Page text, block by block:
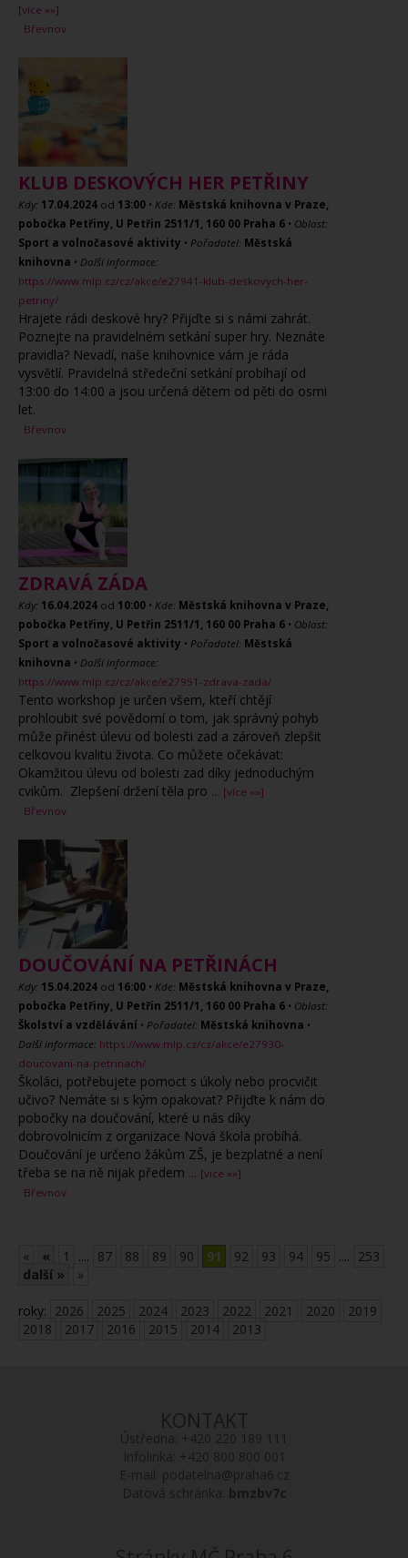
[více »»]
Břevnov
KLUB DESKOVÝCH HER PETŘINY
Kdy: 17.04.2024 od 13:00 • Kde: Městská knihovna v Praze,
pobočka Petřiny, U Petřin 2511/1, 160 00 Praha 6 • Oblast:
Sport a volnočasové aktivity • Pořadatel: Městská
knihovna • Další informace:
https://www.mlp.cz/cz/akce/e27941-klub-deskovych-her-
petriny/
Hrajete rádi deskové hry? Přijďte si s námi zahrát.
Poznejte na pravidelném setkání super hry. Neznáte
pravidla? Nevadí, naše knihovnice vám je ráda
vysvětlí. Pravidelná středeční setkání probíhají od
13:00 do 14:00 a jsou určená dětem od pěti do osmi
let.
Břevnov
ZDRAVÁ ZÁDA
Kdy: 16.04.2024 od 10:00 • Kde: Městská knihovna v Praze,
pobočka Petřiny, U Petřin 2511/1, 160 00 Praha 6 • Oblast:
Sport a volnočasové aktivity • Pořadatel: Městská
knihovna • Další informace:
https://www.mlp.cz/cz/akce/e27951-zdrava-zada/
Tento workshop je určen všem, kteří chtějí
prohloubit své povědomí o tom, jak správný pohyb
může přinést úlevu od bolesti zad a zároveň zlepšit
celkovou kvalitu života. Co můžete očekávat:
Okamžitou úlevu od bolesti zad díky jednoduchým
cvikům. Zlepšení držení těla pro ... [více »»]
Břevnov
DOUČOVÁNÍ NA PETŘINÁCH
Kdy: 15.04.2024 od 16:00 • Kde: Městská knihovna v Praze,
pobočka Petřiny, U Petřin 2511/1, 160 00 Praha 6 • Oblast:
Školství a vzdělávání • Pořadatel: Městská knihovna •
Další informace: https://www.mlp.cz/cz/akce/e27930-
doucovani-na-petrinach/
Školáci, potřebujete pomoct s úkoly nebo procvičit
učivo? Nemáte si s kým opakovat? Přijďte k nám do
pobočky na doučování, které u nás díky
dobrovolnicím z organizace Nová škola probíhá.
Doučování je určeno žákům ZŠ, je bezplatné a není
třeba se na ně nijak předem ... [více »»]
Břevnov
« « 1 .... 87 88 89 90 91 92 93 94 95 .... 253
další »
»
roky: 2026 2025 2024 2023 2022 2021 2020
2019
2018
2017 2016 2015 2014 2013
KONTAKT
Ústředna: +420 220 189 111
Infolinka: +420 800 800 001
E-mail: podatelna@praha6.cz
Datová schránka: bmzbv7c